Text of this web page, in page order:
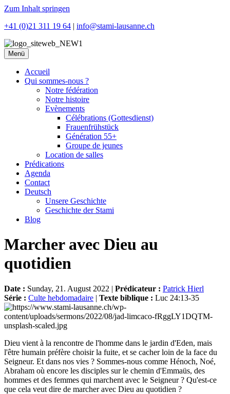
Zum Inhalt springen
+41 (0)21 311 19 64 | info@stami-lausanne.ch
Menü
Accueil
Qui sommes-nous ?
Notre fédération
Notre histoire
Evènements
Célébrations (Gottesdienst)
Frauenfrühstück
Génération 55+
Groupe de jeunes
Location de salles
Prédications
Agenda
Contact
Deutsch
Unsere Geschichte
Geschichte der Stami
Blog
Marcher avec Dieu au
quotidien
Date : Sunday, 21. August 2022 | Prédicateur : Patrick Hierl
Série : Culte hebdomadaire | Texte biblique : Luc 24:13-35
Dieu vient à la rencontre de l'homme dans le jardin d'Eden, mais
l'être humain préfère choisir la fuite, et se cacher loin de la face du
Seigneur. Et dans nos vies ? Sommes-nous comme Hénoch, Noé,
Abraham où encore les disciples sur le chemin d'Emmaüs, des
hommes et des femmes qui marchent avec le Seigneur ? Qu'est-ce
que cela veut dire de marcher avec Dieu au quotidien ?